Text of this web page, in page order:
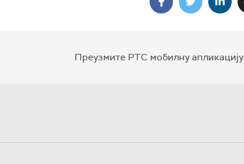
Преузмите РТС мобилну апликацију